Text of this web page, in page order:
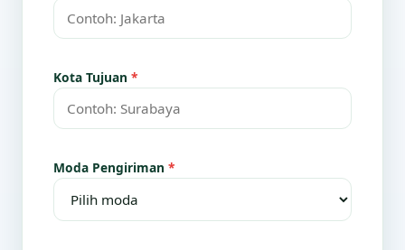
Kota Tujuan *
Moda Pengiriman *